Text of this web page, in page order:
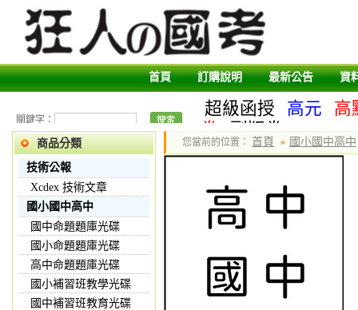
首頁 訂購說明 最新公告 資
關鍵字：
超級函授 高元
高
卷
副版卷
商品分類
技術公報
Xcdex 技術文章
國小國中高中
國中命題題庫光碟
國小命題題庫光碟
高中命題題庫光碟
國小補習班教學光碟
國中補習班教育光碟
您當前的位置： 首頁 » 國小國中高中